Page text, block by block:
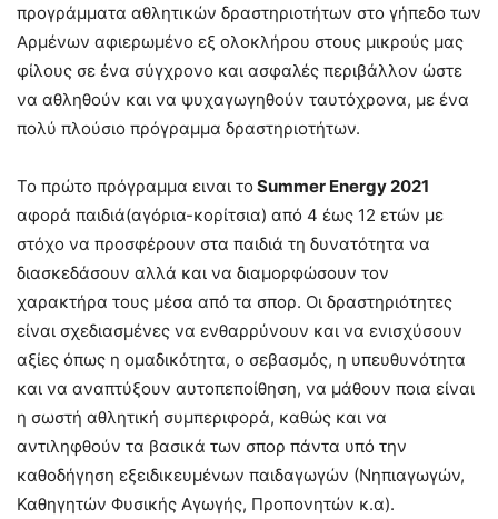
προγράμματα αθλητικών δραστηριοτήτων στο γήπεδο των
Αρμένων αφιερωμένο εξ ολοκλήρου στους μικρούς μας
φίλους σε ένα σύγχρονο και ασφαλές περιβάλλον ώστε
να αθληθούν και να ψυχαγωγηθούν ταυτόχρονα, με ένα
πολύ πλούσιο πρόγραμμα δραστηριοτήτων.
Το πρώτο πρόγραμμα ειναι το Summer Energy 2021
αφορά παιδιά(αγόρια-κορίτσια) από 4 έως 12 ετών με
στόχο να προσφέρουν στα παιδιά τη δυνατότητα να
διασκεδάσουν αλλά και να διαμορφώσουν τον
χαρακτήρα τους μέσα από τα σπορ. Οι δραστηριότητες
είναι σχεδιασμένες να ενθαρρύνουν και να ενισχύσουν
αξίες όπως η ομαδικότητα, ο σεβασμός, η υπευθυνότητα
και να αναπτύξουν αυτοπεποίθηση, να μάθουν ποια είναι
η σωστή αθλητική συμπεριφορά, καθώς και να
αντιληφθούν τα βασικά των σπορ πάντα υπό την
καθοδήγηση εξειδικευμένων παιδαγωγών (Νηπιαγωγών,
Καθηγητών Φυσικής Αγωγής, Προπονητών κ.α).